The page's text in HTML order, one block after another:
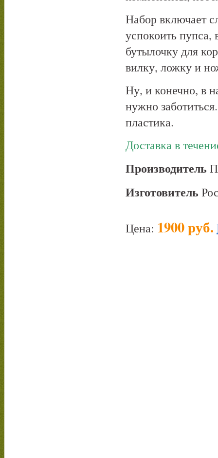
Набор включает
успокоить
бутылочку для
вилку, ложку и
Ну, и конечно, в
нужно
пластика.
Доставка в
Производитель
Изготовитель
Цена: 1900 руб.